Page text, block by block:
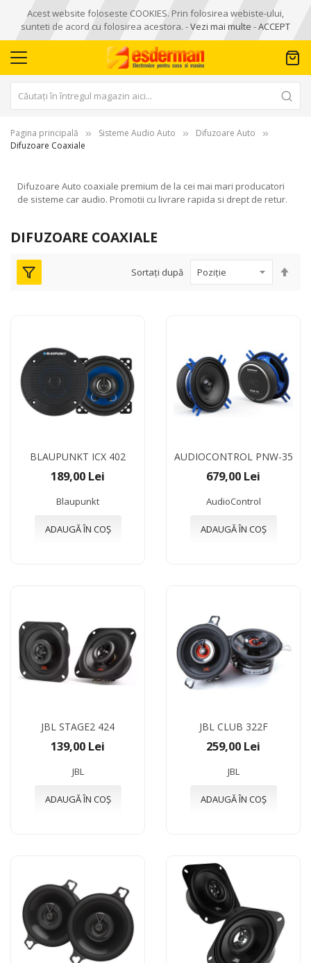
Acest website foloseste COOKIES. Prin folosirea webiste-ului,
sunteti de acord cu folosirea acestora. -Vezi mai multe -ACCEPT
Pagina principală Sisteme Audio Auto
Difuzoare Auto
Difuzoare Coaxiale
Difuzoare Auto coaxiale premium de la cei mai mari producatori
de sisteme car audio. Promotii cu livrare rapida si drept de retur.
DIFUZOARE COAXIALE
Sortați după
BLAUPUNKT ICX 402
189,00 Lei
Blaupunkt
ADAUGĂ ÎN COȘ
AUDIOCONTROL PNW-35
679,00 Lei
AudioControl
ADAUGĂ ÎN COȘ
JBL STAGE2 424
139,00 Lei
JBL
ADAUGĂ ÎN COȘ
JBL CLUB 322F
259,00 Lei
JBL
ADAUGĂ ÎN COȘ